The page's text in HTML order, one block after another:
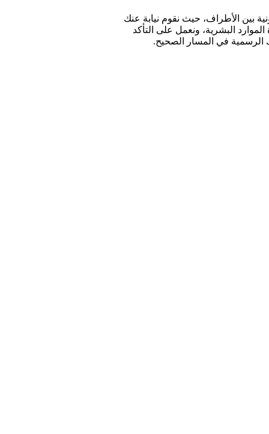
بين الأطراف، حيث نقوم نيابة عنك
البشرية، ونعمل على التأكد
الرسمية في المسار الصحيح.